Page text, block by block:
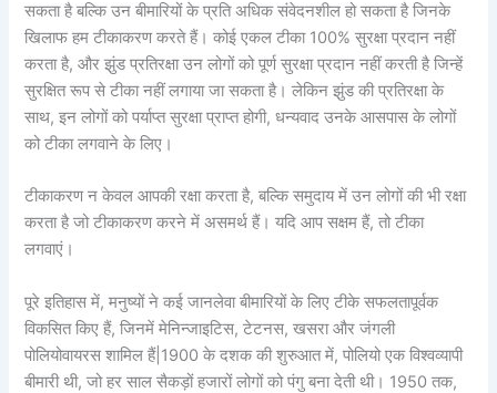
सकता है बल्कि उन बीमारियों के प्रति अधिक संवेदनशील हो सकता है जिनके
खिलाफ हम टीकाकरण करते हैं। कोई एकल टीका 100% सुरक्षा प्रदान नहीं
करता है, और झुंड प्रतिरक्षा उन लोगों को पूर्ण सुरक्षा प्रदान नहीं करती है जिन्हें
सुरक्षित रूप से टीका नहीं लगाया जा सकता है। लेकिन झुंड की प्रतिरक्षा के
साथ, इन लोगों को पर्याप्त सुरक्षा प्राप्त होगी, धन्यवाद उनके आसपास के लोगों
को टीका लगवाने के लिए।
टीकाकरण न केवल आपकी रक्षा करता है, बल्कि समुदाय में उन लोगों की भी रक्षा
करता है जो टीकाकरण करने में असमर्थ हैं। यदि आप सक्षम हैं, तो टीका
लगवाएं।
पूरे इतिहास में, मनुष्यों ने कई जानलेवा बीमारियों के लिए टीके सफलतापूर्वक
विकसित किए हैं, जिनमें मेनिन्जाइटिस, टेटनस, खसरा और जंगली
पोलियोवायरस शामिल हैं|1900 के दशक की शुरुआत में, पोलियो एक विश्वव्यापी
बीमारी थी, जो हर साल सैकड़ों हजारों लोगों को पंगु बना देती थी। 1950 तक,